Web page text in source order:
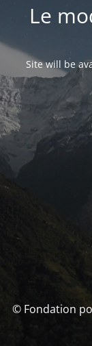
Le
Site will be
© Fondation